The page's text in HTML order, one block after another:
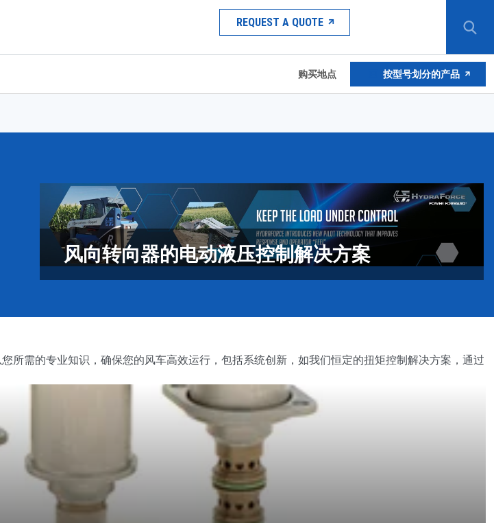
REQUEST A QUOTE
A QUOTE
购买地点 按型号划分的产品
风向转向器的电动液压控制解决方案
所需的专业知识，确保您的风车高效运行，包括系统创新，如我们恒定的扭矩控制解决方案，通过